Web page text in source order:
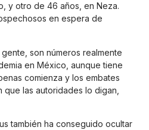
y otro de 46 años, en Neza.
en espera de
son números realmente
en México, aunque tiene
comienza y los embates
las autoridades lo digan,
también ha conseguido ocultar